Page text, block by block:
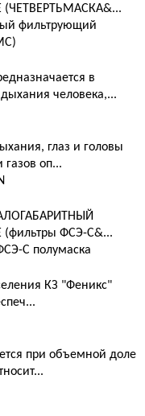
фильтрующий
в
человека,...
глаз и головы
газов оп...
ФСЭ-С&...
С полумаска
КЗ "Феникс"
при объемной доле